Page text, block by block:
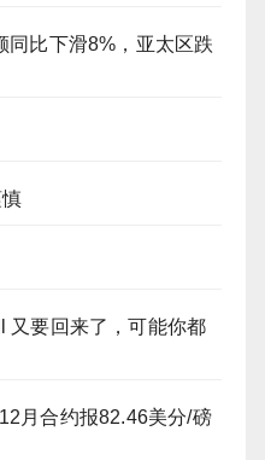
同比下滑8%，亚太区跌
又要回来了，可能你都
月合约报82.46美分/磅